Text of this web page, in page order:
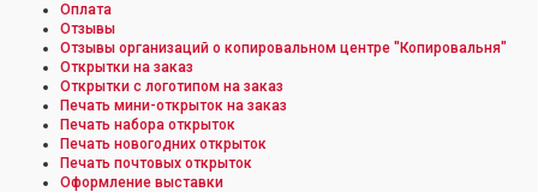
Оплата
Отзывы
Отзывы организаций о копировальном центре "Копировальня"
Открытки на заказ
Открытки с логотипом на заказ
Печать мини-открыток на заказ
Печать набора открыток
Печать новогодних открыток
Печать почтовых открыток
Оформление выставки